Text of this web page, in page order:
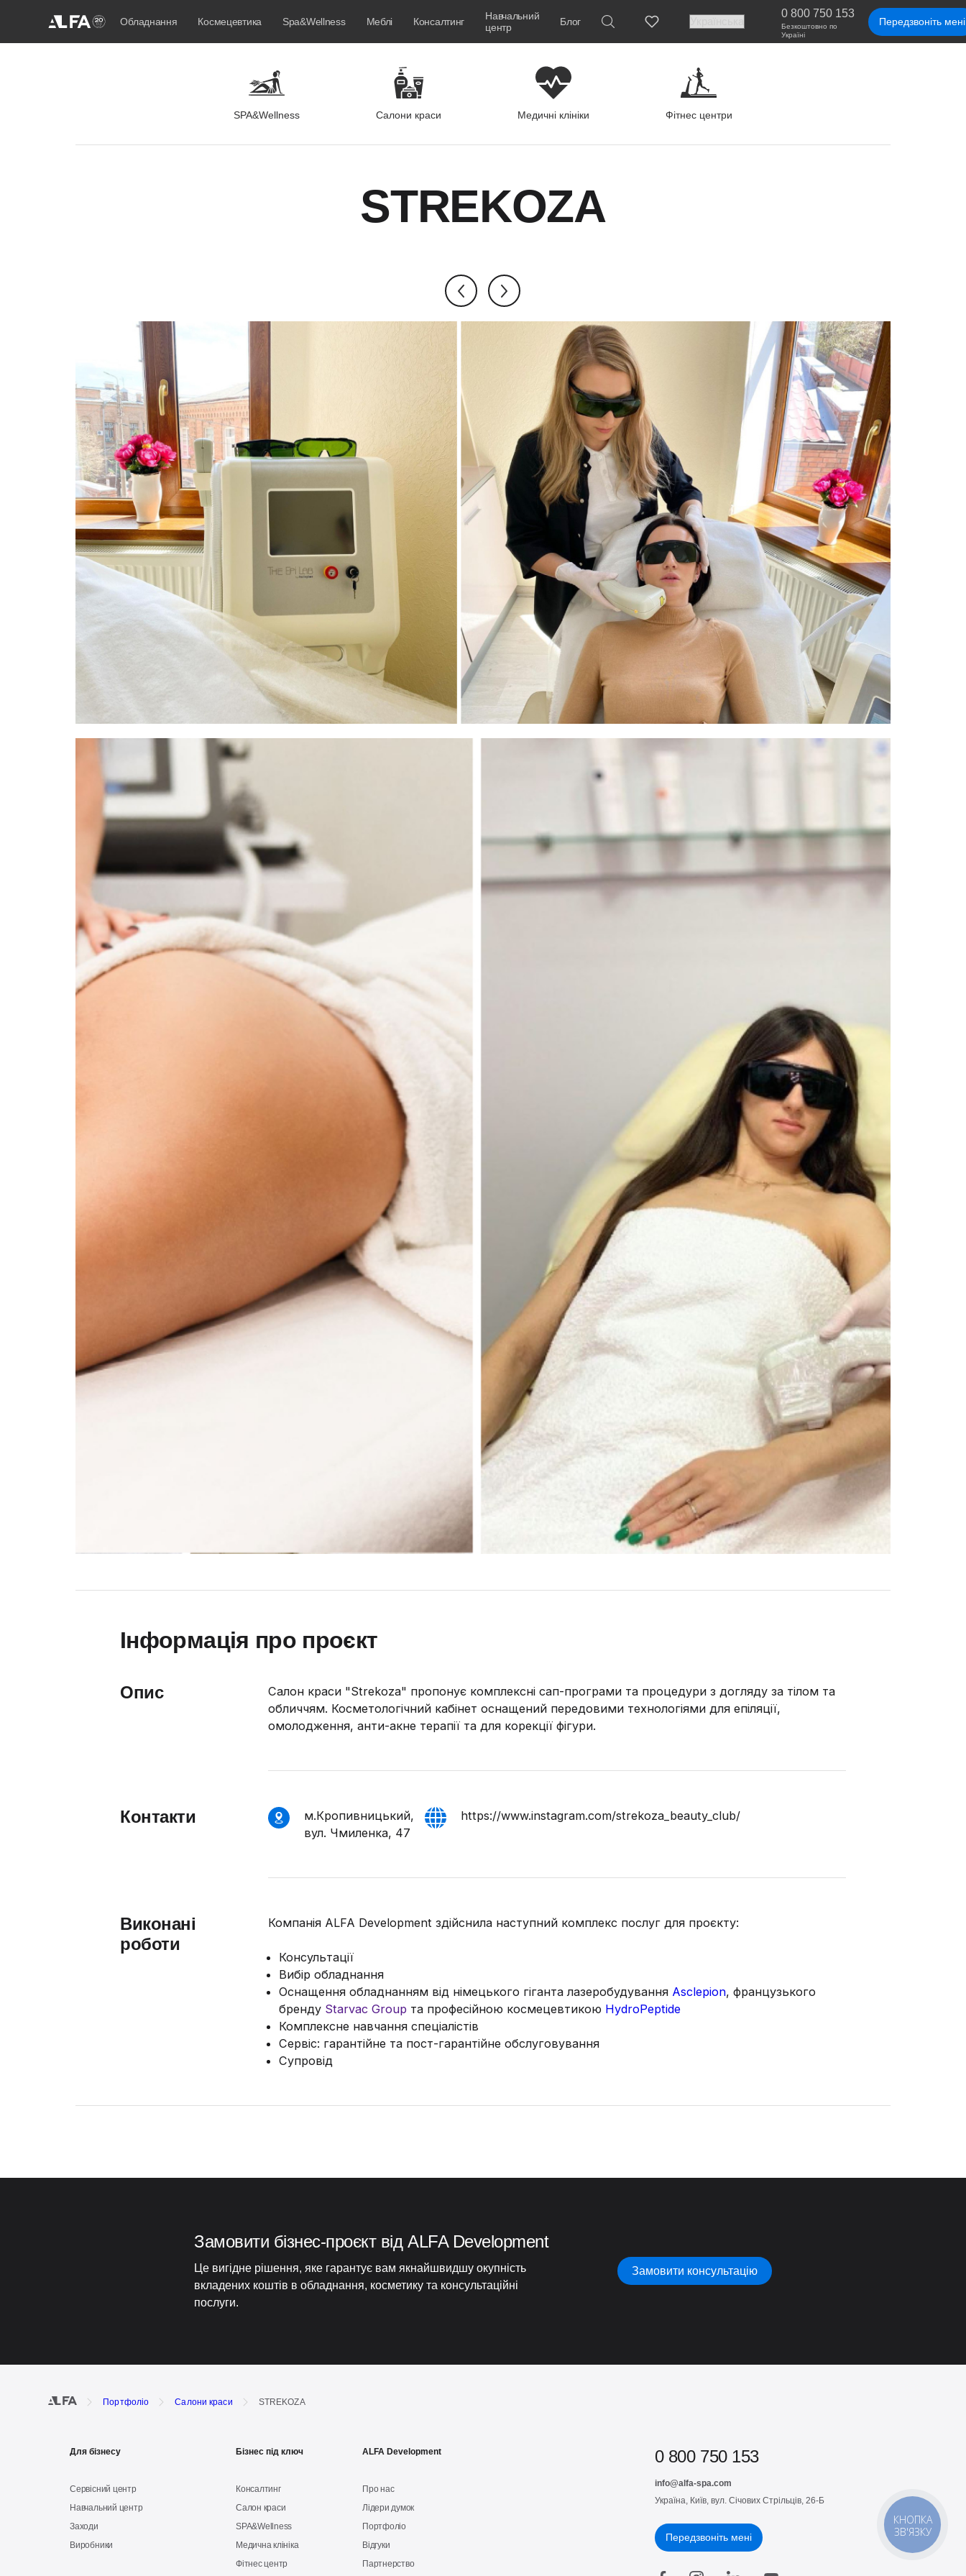
Обладнання Космецевтика Spa&Wellness Меблі Консалтинг
Навчальний
центр
Блог
0 800 750 153
Безкоштовно по
Україні
Передзвоніть мені
SPA&Wellness Салони краси Медичні клініки Фітнес центри
STREKOZA
Інформація про проєкт
Опис
Салон краси "Strekoza" пропонує комплексні сап-програми та процедури з догляду за тілом та
обличчям. Косметологічний кабінет оснащений передовими технологіями для епіляції,
омолодження, анти-акне терапії та для корекції фігури.
Контакти
м.Кропивницький,
вул. Чмиленка, 47
https://www.instagram.com/strekoza_beauty_club/
Виконані
роботи
Компанія ALFA Development здійснила наступний комплекс послуг для проєкту:
Консультації
Вибір обладнання
Оснащення обладнанням від німецького гіганта лазеробудування Asclepion, французького
бренду Starvac Group та професійною космецевтикою HydroPeptide
Комплексне навчання спеціалістів
Сервіс: гарантійне та пост-гарантійне обслуговування
Супровід
Замовити бізнес-проєкт від ALFA Development
Це вигідне рішення, яке гарантує вам якнайшвидшу окупність
вкладених коштів в обладнання, косметику та консультаційні
послуги.
Замовити консультацію
Портфоліо Салони краси STREKOZA
Для бізнесу
Сервісний центр
Навчальний центр
Заходи
Виробники
Бізнес під ключ
Консалтинг
Салон краси
SPA&Wellness
Медична клініка
Фітнес центр
ALFA Development
Про нас
Лідери думок
Портфоліо
Відгуки
Партнерство
0 800 750 153
info@alfa-spa.com
Україна, Київ, вул. Січових Стрільців, 26-Б
Передзвоніть мені
КНОПКА
ЗВ'ЯЗКУ